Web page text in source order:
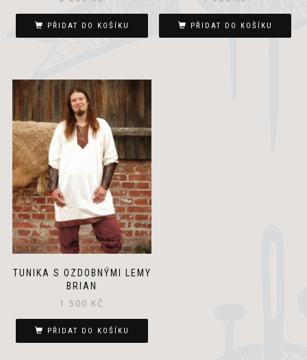
PŘIDAT DO KOŠÍKU PŘIDAT DO KOŠÍKU
TUNIKA S OZDOBNÝMI LEMY
BRIAN
1 500 KČ
PŘIDAT DO KOŠÍKU